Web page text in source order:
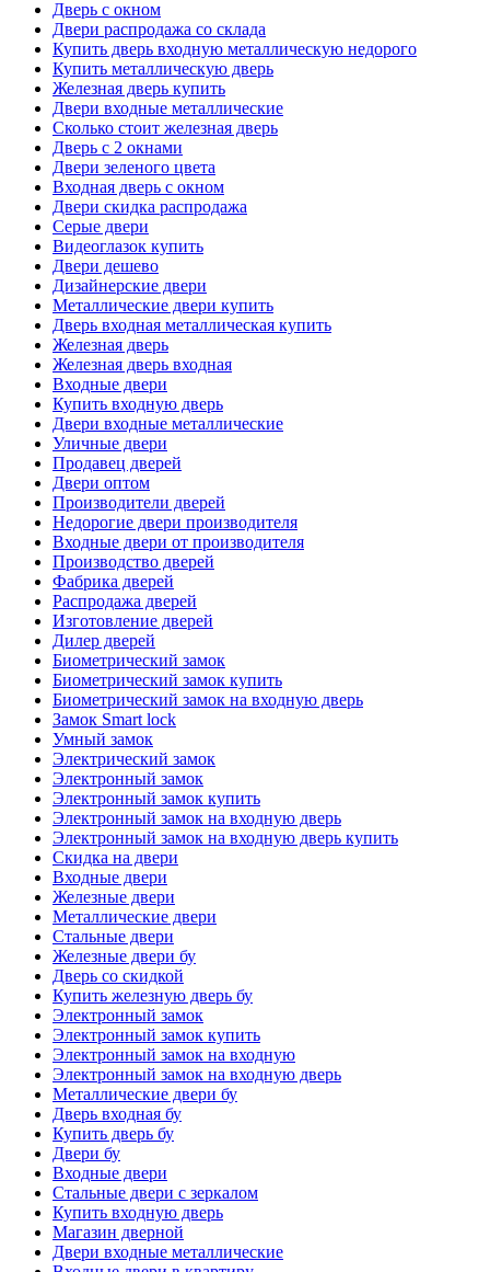
Дверь с окном
Двери распродажа со склада
Купить дверь входную металлическую недорого
Купить металлическую дверь
Железная дверь купить
Двери входные металлические
Сколько стоит железная дверь
Дверь с 2 окнами
Двери зеленого цвета
Входная дверь с окном
Двери скидка распродажа
Серые двери
Видеоглазок купить
Двери дешево
Дизайнерские двери
Металлические двери купить
Дверь входная металлическая купить
Железная дверь
Железная дверь входная
Входные двери
Купить входную дверь
Двери входные металлические
Уличные двери
Продавец дверей
Двери оптом
Производители дверей
Недорогие двери производителя
Входные двери от производителя
Производство дверей
Фабрика дверей
Распродажа дверей
Изготовление дверей
Дилер дверей
Биометрический замок
Биометрический замок купить
Биометрический замок на входную дверь
Замок Smart lock
Умный замок
Электрический замок
Электронный замок
Электронный замок купить
Электронный замок на входную дверь
Электронный замок на входную дверь купить
Скидка на двери
Входные двери
Железные двери
Металлические двери
Стальные двери
Железные двери бу
Дверь со скидкой
Купить железную дверь бу
Электронный замок
Электронный замок купить
Электронный замок на входную
Электронный замок на входную дверь
Металлические двери бу
Дверь входная бу
Купить дверь бу
Двери бу
Входные двери
Стальные двери с зеркалом
Купить входную дверь
Магазин дверной
Двери входные металлические